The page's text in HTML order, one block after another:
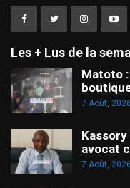
Les + Lus de la
Matoto
7 Août, 2026
avocat
7 Août, 2026